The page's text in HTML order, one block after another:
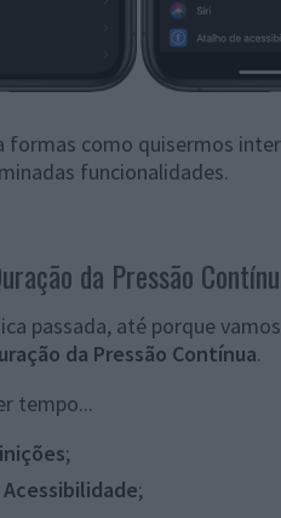
formas como quisermos
funcionalidades.
da Pressão
passada, até porque
da Pressão Contínua.
tempo...
;
Acessibilidade;